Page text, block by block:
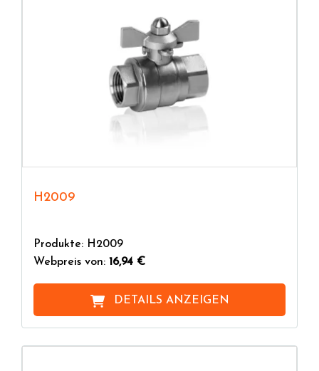
H2009
Produkte: H2009
Webpreis von: 16,94 €
DETAILS ANZEIGEN